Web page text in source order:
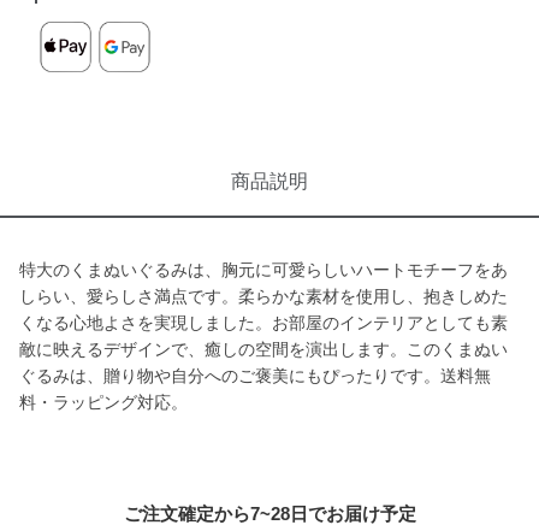
商品説明
特大のくまぬいぐるみは、胸元に可愛らしいハートモチーフをあ
しらい、愛らしさ満点です。柔らかな素材を使用し、抱きしめた
くなる心地よさを実現しました。お部屋のインテリアとしても素
敵に映えるデザインで、癒しの空間を演出します。このくまぬい
ぐるみは、贈り物や自分へのご褒美にもぴったりです。送料無
料・ラッピング対応。
ご注文確定から7~28日でお届け予定